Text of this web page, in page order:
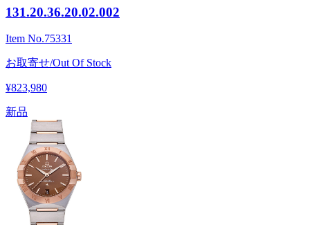
131.20.36.20.02.002
Item No.75331
お取寄せ/Out Of Stock
¥823,980
新品